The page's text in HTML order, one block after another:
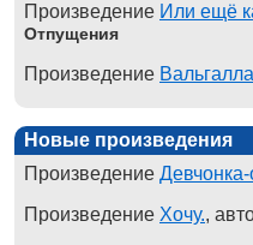
Произведение Или ещё
Отпущения
Произведение Вальгалла
Новые произведения
Произведение Девчонка-
Произведение Хочу.,